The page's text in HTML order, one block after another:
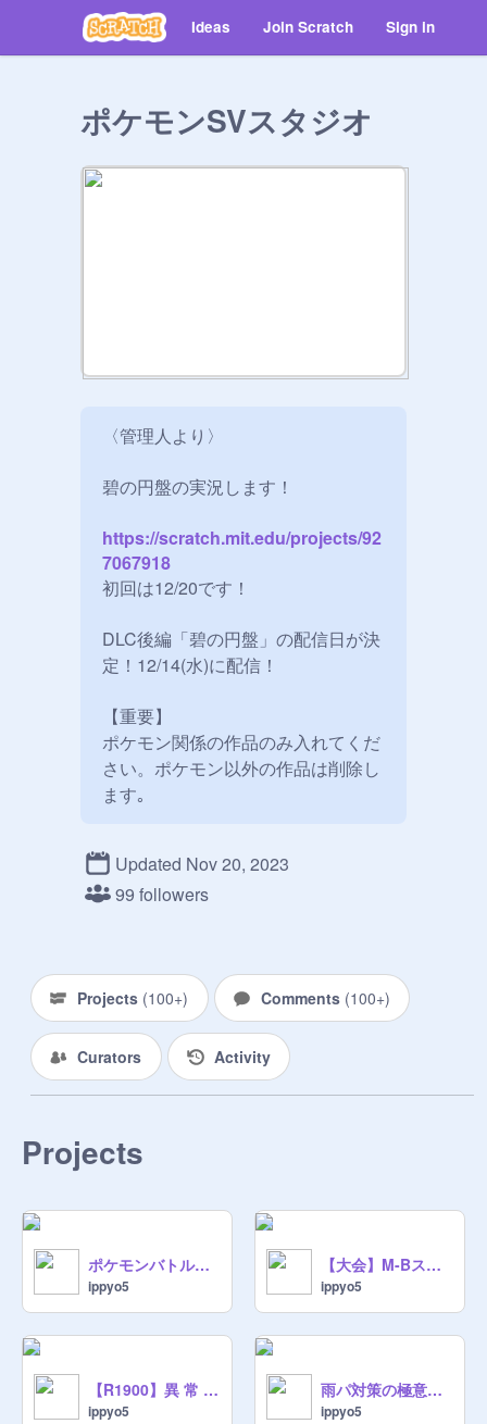
Ideas Join Scratch Sign in
ポケモンSVスタジオ
〈管理人より〉
https://scratch.mit.edu/projects/92
7067918
初回は12/20です！
DLC後編「碧の円盤」の配信日が決
定！12/14(水)に配信！
【重要】
ポケモン関係の作品のみ入れてくだ
さい。ポケモン以外の作品は削除し
ます｡
ポケモンSVのスタジオです！
ポケモンSVじゃなくてもポケモン
先着40名様までマネージャーにしま
す
ポケモンSVやっている人やポケモ
ンが好きな人、どんどん招待＆作品
入れてね！
マネージャーの方はポケモン好きな
Updated Nov 20, 2023
99 followers
Projects (100+) Comments (100+)
Curators Activity
Projects
ポケモンバトルチームシート【チャンピオンズ】
ippyo5
【大会】M-Bスタートダッシュ杯【チャンピオンズ】
ippyo5
【R1900】異 常 気 象 バ シ ャ ー モ【チャンピオンズ】
ippyo5
雨パ対策の極意【ポケモンチャンピオンズ】
ippyo5